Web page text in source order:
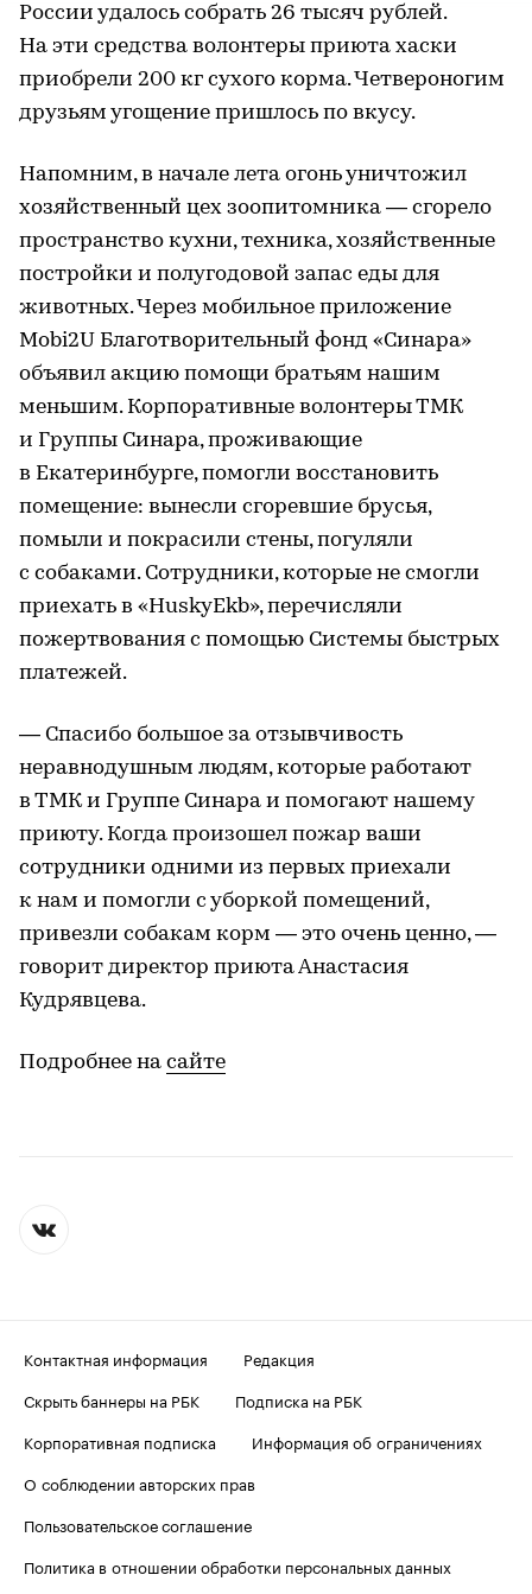
России удалось собрать 26 тысяч рублей.
На эти средства волонтеры приюта хаски
приобрели 200 кг сухого корма. Четвероногим
друзьям угощение пришлось по вкусу.
Напомним, в начале лета огонь уничтожил
хозяйственный цех зоопитомника — сгорело
пространство кухни, техника, хозяйственные
постройки и полугодовой запас еды для
животных. Через мобильное приложение
Mobi2U Благотворительный фонд «Синара»
объявил акцию помощи братьям нашим
меньшим. Корпоративные волонтеры ТМК
и Группы Синара, проживающие
в Екатеринбурге, помогли восстановить
помещение: вынесли сгоревшие брусья,
помыли и покрасили стены, погуляли
с собаками. Сотрудники, которые не смогли
приехать в «HuskyEkb», перечисляли
пожертвования с помощью Системы быстрых
платежей.
— Спасибо большое за отзывчивость
неравнодушным людям, которые работают
в ТМК и Группе Синара и помогают нашему
приюту. Когда произошел пожар ваши
сотрудники одними из первых приехали
к нам и помогли с уборкой помещений,
привезли собакам корм — это очень ценно, —
говорит директор приюта Анастасия
Кудрявцева.
Подробнее на сайте
Контактная информация
Редакция
Скрыть баннеры на РБК
Подписка на РБК
Корпоративная подписка
Информация об ограничениях
О соблюдении авторских прав
Пользовательское соглашение
Политика в отношении обработки персональных данных